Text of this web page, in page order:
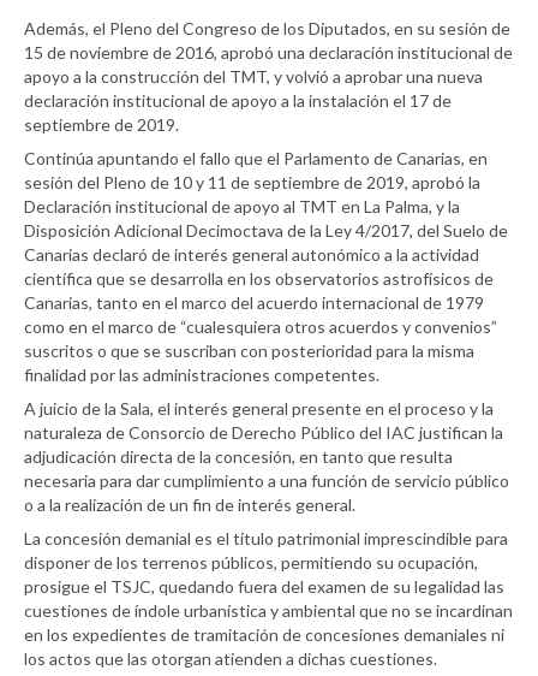
Además, el Pleno del Congreso de los Diputados, en su sesión de
15 de noviembre de 2016, aprobó una declaración institucional de
apoyo a la construcción del TMT, y volvió a aprobar una nueva
declaración institucional de apoyo a la instalación el 17 de
septiembre de 2019.
Continúa apuntando el fallo que el Parlamento de Canarias, en
sesión del Pleno de 10 y 11 de septiembre de 2019, aprobó la
Declaración institucional de apoyo al TMT en La Palma, y la
Disposición Adicional Decimoctava de la Ley 4/2017, del Suelo de
Canarias declaró de interés general autonómico a la actividad
científica que se desarrolla en los observatorios astrofísicos de
Canarias, tanto en el marco del acuerdo internacional de 1979
como en el marco de “cualesquiera otros acuerdos y convenios”
suscritos o que se suscriban con posterioridad para la misma
finalidad por las administraciones competentes.
A juicio de la Sala, el interés general presente en el proceso y la
naturaleza de Consorcio de Derecho Público del IAC justifican la
adjudicación directa de la concesión, en tanto que resulta
necesaria para dar cumplimiento a una función de servicio público
o a la realización de un fin de interés general.
La concesión demanial es el título patrimonial imprescindible para
disponer de los terrenos públicos, permitiendo su ocupación,
prosigue el TSJC, quedando fuera del examen de su legalidad las
cuestiones de índole urbanística y ambiental que no se incardinan
en los expedientes de tramitación de concesiones demaniales ni
los actos que las otorgan atienden a dichas cuestiones.